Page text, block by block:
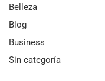
Belleza
Blog
Business
Sin categoría